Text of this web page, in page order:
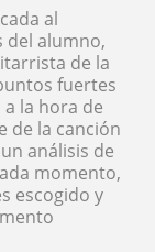
al
del alumno,
de la
fuertes
la hora de
de la canción
análisis de
momento,
escogido y